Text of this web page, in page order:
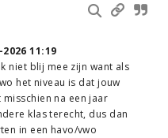
2026 11:19
niet blij mee zijn want als
het niveau is dat jouw
na een jaar
klas terecht, dus dan
in een havo/vwo